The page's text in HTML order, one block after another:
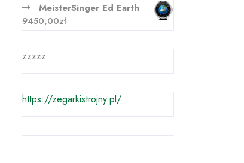
MeisterSinger Ed Earth
9450,00zł
zzzzz
https://zegarkistrojny.pl/